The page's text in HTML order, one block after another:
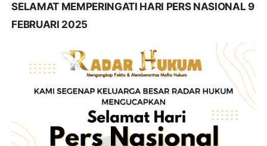
SELAMAT MEMPERINGATI HARI PERS NASIONAL 9
FEBRUARI 2025